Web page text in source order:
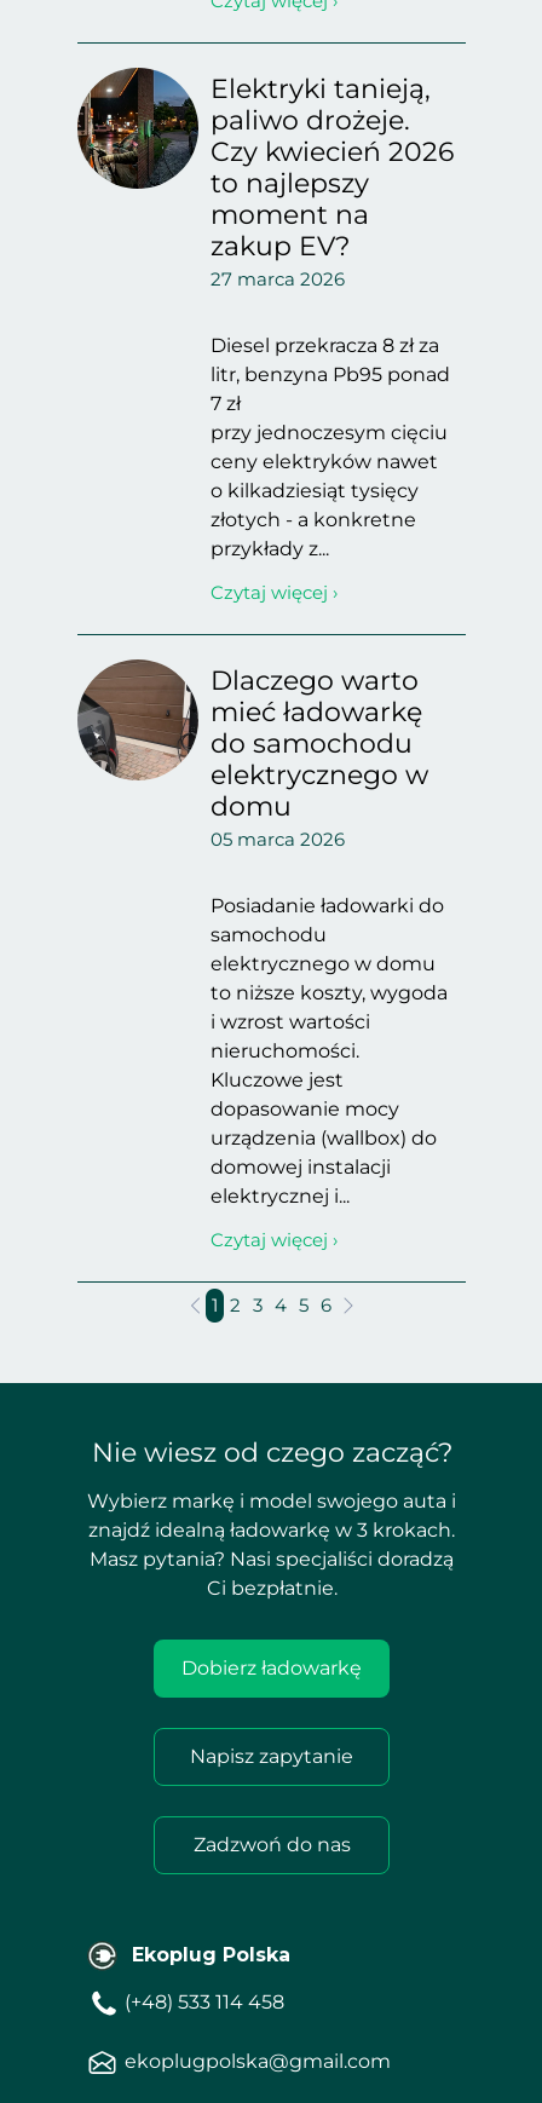
Elektryki tanieją,
paliwo drożeje.
Czy kwiecień 2026
to najlepszy
moment na
zakup EV?
27 marca 2026
Diesel przekracza 8 zł za
litr, benzyna Pb95 ponad
7 zł
przy jednoczesym cięciu
ceny elektryków nawet
o kilkadziesiąt tysięcy
złotych - a konkretne
przykłady z...
Czytaj więcej ›
Dlaczego warto
mieć ładowarkę
do samochodu
elektrycznego w
domu
05 marca 2026
Posiadanie ładowarki do
samochodu
elektrycznego w domu
to niższe koszty, wygoda
i wzrost wartości
nieruchomości.
Kluczowe jest
dopasowanie mocy
urządzenia (wallbox) do
domowej instalacji
elektrycznej i...
Czytaj więcej ›
1 2 3 4 5 6
Nie wiesz od czego zacząć?
Napisz zapytanie
Zadzwoń do nas
Dobierz ładowarkę
Wybierz markę i model swojego auta i
znajdź idealną ładowarkę w 3 krokach.
Masz pytania? Nasi specjaliści doradzą
Ci bezpłatnie.
(+48) 533 114 458
ekoplugpolska@gmail.com
Ekoplug Polska